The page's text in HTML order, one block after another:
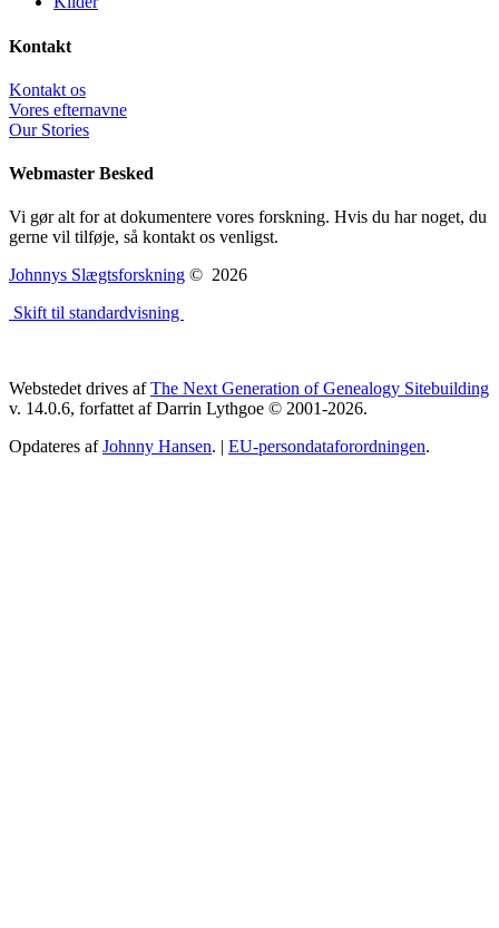
Kontakt
Kontakt os
Vores efternavne
Our Stories
Webmaster Besked
Vi gør alt for at dokumentere vores forskning. Hvis du har noget, du
gerne vil tilføje, så kontakt os venligst.
Johnnys Slægtsforskning © 2026
Skift til standardvisning
Webstedet drives afThe Next Generation of Genealogy Sitebuilding
v. 14.0.6, forfattet af Darrin Lythgoe © 2001-2026.
Opdateres afJohnny Hansen. | EU-persondataforordningen.